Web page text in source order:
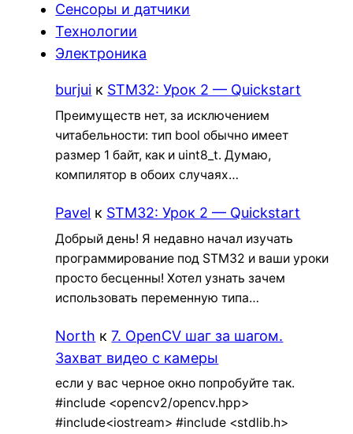
Сенсоры и датчики
Технологии
Электроника
burjui к STM32: Урок 2 — Quickstart
Преимуществ нет, за исключением
читабельности: тип bool обычно имеет
размер 1 байт, как и uint8_t. Думаю,
компилятор в обоих случаях…
Pavel к STM32: Урок 2 — Quickstart
Добрый день! Я недавно начал изучать
программирование под STM32 и ваши уроки
просто бесценны! Хотел узнать зачем
использовать переменную типа…
North к7. OpenCV шаг за шагом.
Захват видео с камеры
если у вас черное окно попробуйте так.
#include <opencv2/opencv.hpp>
#include<iostream> #include <stdlib.h>